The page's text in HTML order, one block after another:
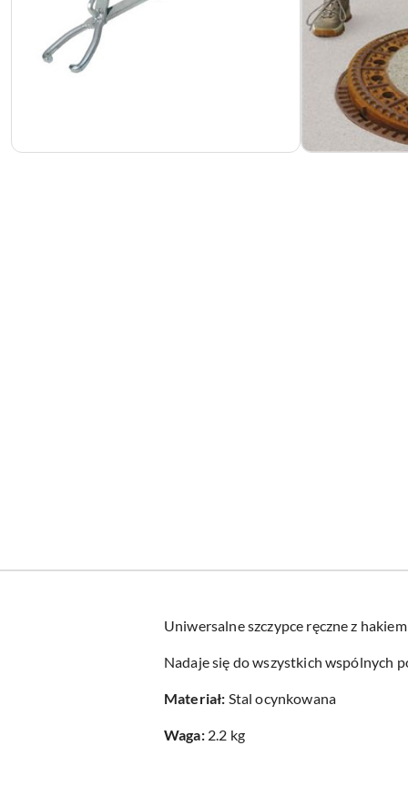
Uniwersalne szczypce ręczne z
Nadaje się do wszystkich wspólnych
Materiał: Stal ocynkowana
Waga: 2.2 kg